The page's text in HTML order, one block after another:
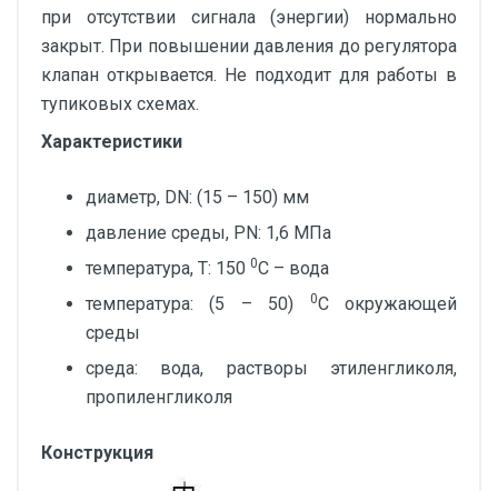
при отсутствии сигнала (энергии) нормально
закрыт. При повышении давления до регулятора
клапан открывается. Не подходит для работы в
тупиковых схемах.
Характеристики
диаметр, DN: (15 – 150) мм
давление среды, PN: 1,6 МПа
температура, Т: 150 0С – вода
температура: (5 – 50)
0С окружающей
среды
среда: вода, растворы этиленгликоля,
пропиленгликоля
Конструкция